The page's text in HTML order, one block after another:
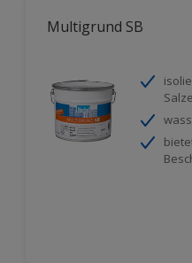
Multigrund SB